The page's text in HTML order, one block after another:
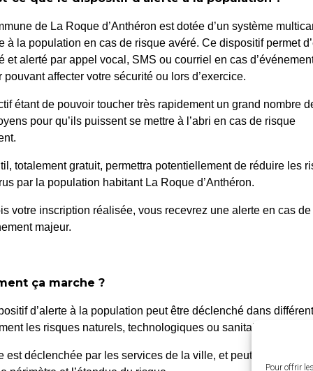
Pour offrir
de l’Eglise –
037/2024 :
Roque d’Anthéron
de l’Europe Unie,
42 95 70 70
Du lundi
de 8h30
Le
de La Roque d’Anthéron est dotée d’un système
à la population en cas de risque avéré. Ce dispositif permet
et alerté par appel vocal, SMS ou courriel en cas
pouvant affecter votre sécurité ou lors d’exercice.
étant de pouvoir toucher très rapidement un grand nombre
pour qu’ils puissent se mettre à l’abri en cas de risque
totalement gratuit, permettra potentiellement de réduire les
par la population habitant La Roque d’Anthéron.
votre inscription réalisée, vous recevrez une alerte en cas de
majeur.
ça marche ?
d’alerte à la population peut être déclenché dans
les risques naturels, technologiques ou sanitaires.
est déclenchée par les services de la ville, et peut être